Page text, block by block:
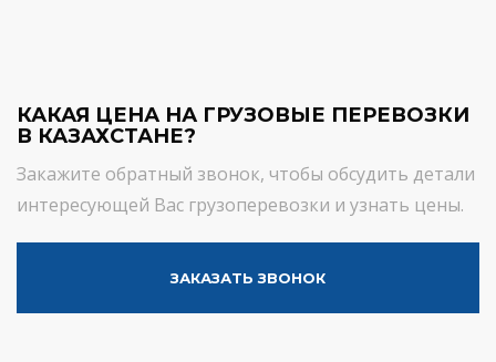
КАКАЯ ЦЕНА НА ГРУЗОВЫЕ ПЕРЕВОЗКИ
В КАЗАХСТАНЕ?
Закажите обратный звонок, чтобы обсудить детали
интересующей Вас грузоперевозки и узнать цены.
ЗАКАЗАТЬ ЗВОНОК